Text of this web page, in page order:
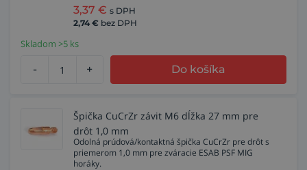
3,37 € s DPH
2,74 € bez DPH
Skladom >5 ks
- + Do košíka
Špička CuCrZr závit M6 dĺžka 27 mm pre
drôt 1,0 mm
Odolná prúdová/kontaktná špička CuCrZr pre drôt s
priemerom 1,0 mm pre zváracie ESAB PSF MIG
horáky.